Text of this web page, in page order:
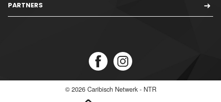
PARTNERS
© 2026 Caribisch Netwerk - NTR